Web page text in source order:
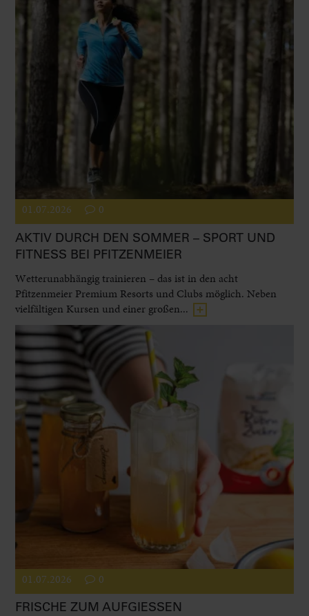
01.07.2026 0
AKTIV DURCH DEN SOMMER – SPORT UND
FITNESS BEI PFITZENMEIER
Wetterunabhängig trainieren – das ist in den acht
Pfitzenmeier Premium Resorts und Clubs möglich. Neben
vielfältigen Kursen und einer großen...
01.07.2026 0
FRISCHE ZUM AUFGIESSEN